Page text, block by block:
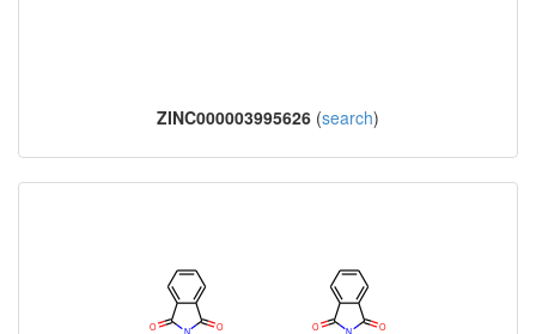
ZINC000003995626 (search)